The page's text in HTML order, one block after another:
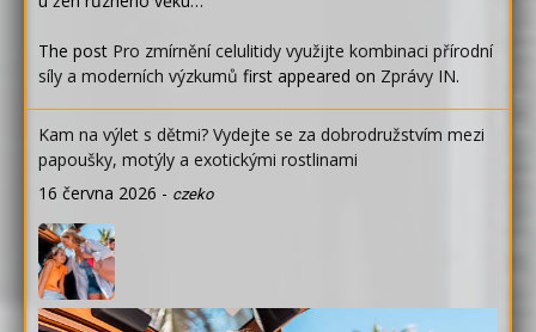
The post Pro zmírnění celulitidy využijte kombinaci přírodní
síly a moderních výzkumů first appeared on Zprávy IN.
Kam na výlet s dětmi? Vydejte se za dobrodružstvím mezi
papoušky, motýly a exotickými rostlinami
16 června 2026 - czeko